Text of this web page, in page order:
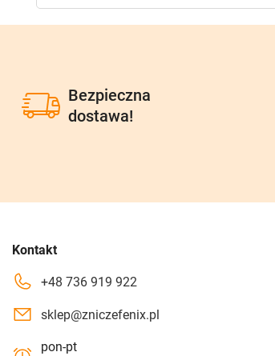
Bezpieczna
dostawa!
Kontakt
+48 736 919 922
sklep@zniczefenix.pl
pon-pt